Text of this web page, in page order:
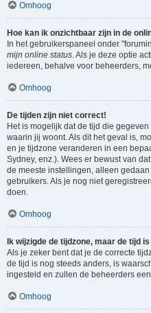
Omhoog
Hoe kan ik onzichtbaar zijn in de
In het gebruikerspaneel onder
mijn online status. Als je deze optie
iedereen, behalve voor beheerders,
Omhoog
De tijden zijn niet correct!
Het is mogelijk dat de tijd die
waarin jij woont. Als dit het geval is,
en je tijdzone veranderen in een
Sydney, enz.). Wees er bewust van
de meeste instellingen, alleen
gebruikers. Als je nog niet
doen.
Omhoog
Ik wijzigde de tijdzone, maar de tijd
Als je zeker bent dat je de correcte
de tijd is nog steeds anders, is
ingesteld en zullen de beheerders
Omhoog